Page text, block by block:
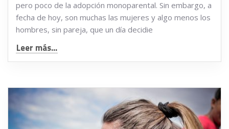
pero poco de la adopción monoparental. Sin embargo, a
fecha de hoy, son muchas las mujeres y algo menos los
hombres, sin pareja, que un día decidie
Leer más...